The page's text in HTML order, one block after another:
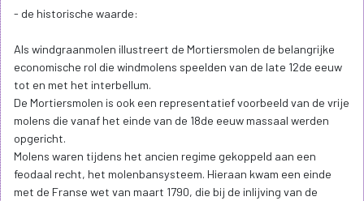
askophoogte van de molen en het landschapsreliëf. De
de formule (x/n) + c*z + TAW .
- n = coëfficiënt voor ruwheid terrein (140 bij open, 75 bij ruw en 50
bij gesloten).
Voor de Mortiersmolen is dit ruw (75);
- x = afstand van de hindernis tot de molen in m;
- c = coëfficiënt windreductie. Deze mag zeker niet meer zijn dan
10 % (factor 0,3);
- z = askophoogte in meter (helft gevlucht + hoogte belt, berg of
stelling)